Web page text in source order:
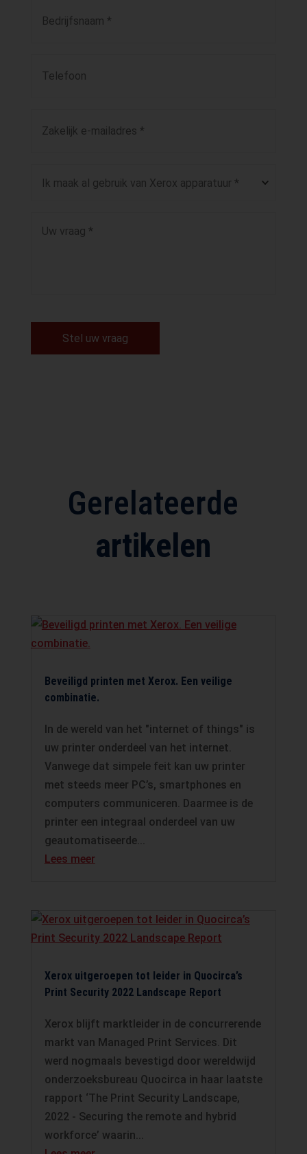
Stel uw vraag
Gerelateerde
artikelen
Beveiligd printen met Xerox. Een veilige
combinatie.
In de wereld van het "internet of things" is
uw printer onderdeel van het internet.
Vanwege dat simpele feit kan uw printer
met steeds meer PC’s, smartphones en
computers communiceren. Daarmee is de
printer een integraal onderdeel van uw
geautomatiseerde...
Lees meer
Xerox uitgeroepen tot leider in Quocirca’s
Print Security 2022 Landscape Report
Xerox blijft marktleider in de concurrerende
markt van Managed Print Services. Dit
werd nogmaals bevestigd door wereldwijd
onderzoeksbureau Quocirca in haar laatste
rapport ‘The Print Security Landscape,
2022 - Securing the remote and hybrid
workforce’ waarin...